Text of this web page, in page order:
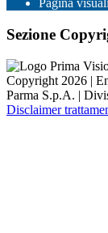
Pagina
Sezione
Copyright 2026 |
Parma S.p.A. |
Disclaimer